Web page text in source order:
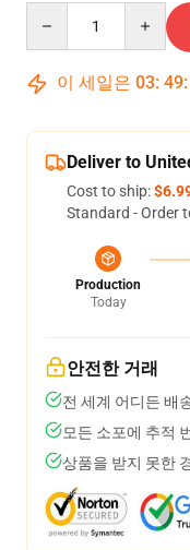
이 세일은 03: 49:
Deliver to
Cost to ship:
Standard - Order
Production
Today
안전한 거래
전 세계 어디든 배
모든 소포에 추적
상품을 받지 못한